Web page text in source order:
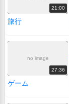
21:00
旅行
no image
27:36
ゲーム